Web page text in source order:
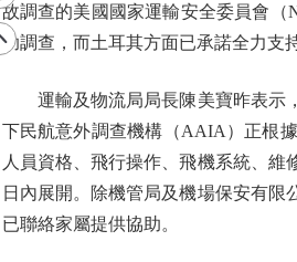
故調查的美國國家運輸安全委員會（
助調查，而土耳其方面已承諾全力支
運輸及物流局局長陳美寶昨表示，
下民航意外調查機構（AAIA）正根
人員資格、飛行操作、飛機系統、
日內展開。除機管局及機場保安有
已聯絡家屬提供協助。